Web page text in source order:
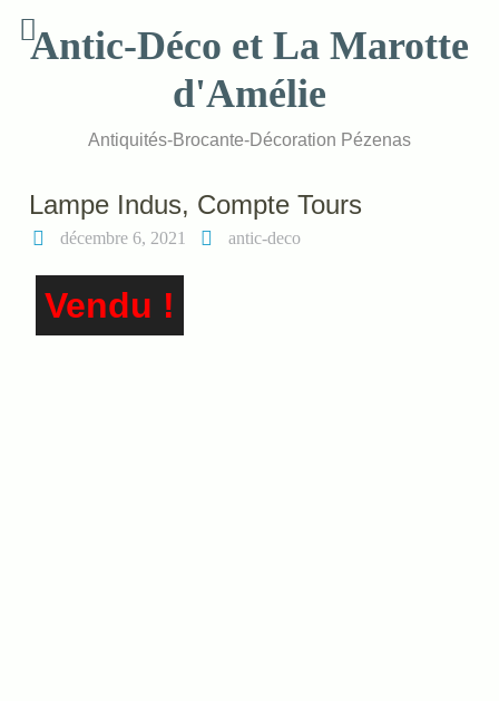
contentAntic-Déco et La Marotte
d'Amélie
Antiquités-Brocante-Décoration Pézenas
Lampe Indus, Compte Tours
décembre 6, 2021 antic-deco
Vendu !